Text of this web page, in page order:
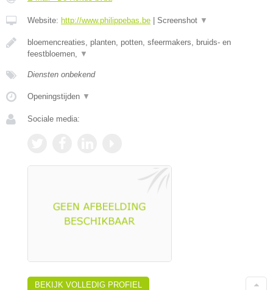
Website: http://www.philippebas.be Screenshot ▼
bloemencreaties, planten, potten, sfeermakers, bruids- en
feestbloemen, ▼
Diensten onbekend
Openingstijden ▼
Sociale media:
BEKIJK VOLLEDIG PROFIEL